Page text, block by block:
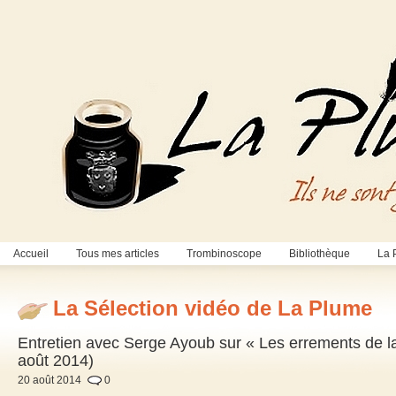
Accueil Tous mes articles Trombinoscope Bibliothèque La
La Sélection vidéo de La Plume
Entretien avec Serge Ayoub sur « Les errements de
août 2014)
20 août 2014 0